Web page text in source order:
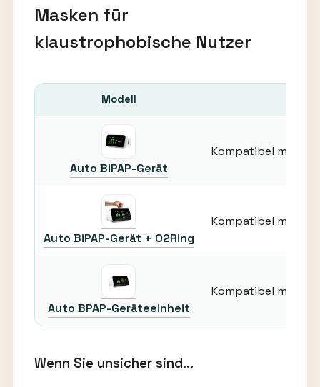
Masken für
klaustrophobische Nutzer
Modell
Auto BiPAP-Gerät
Kompatibel mit
Auto BiPAP-Gerät + O2Ring
Kompatibel mit
Auto BPAP-Geräteeinheit
Kompatibel mit
Wenn Sie unsicher sind…